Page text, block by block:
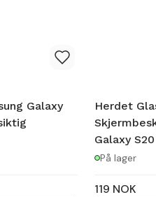
Galaxy
Herdet
Galaxy
På lager
119 NOK